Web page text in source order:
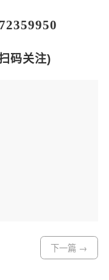
码关注)
下一篇 →